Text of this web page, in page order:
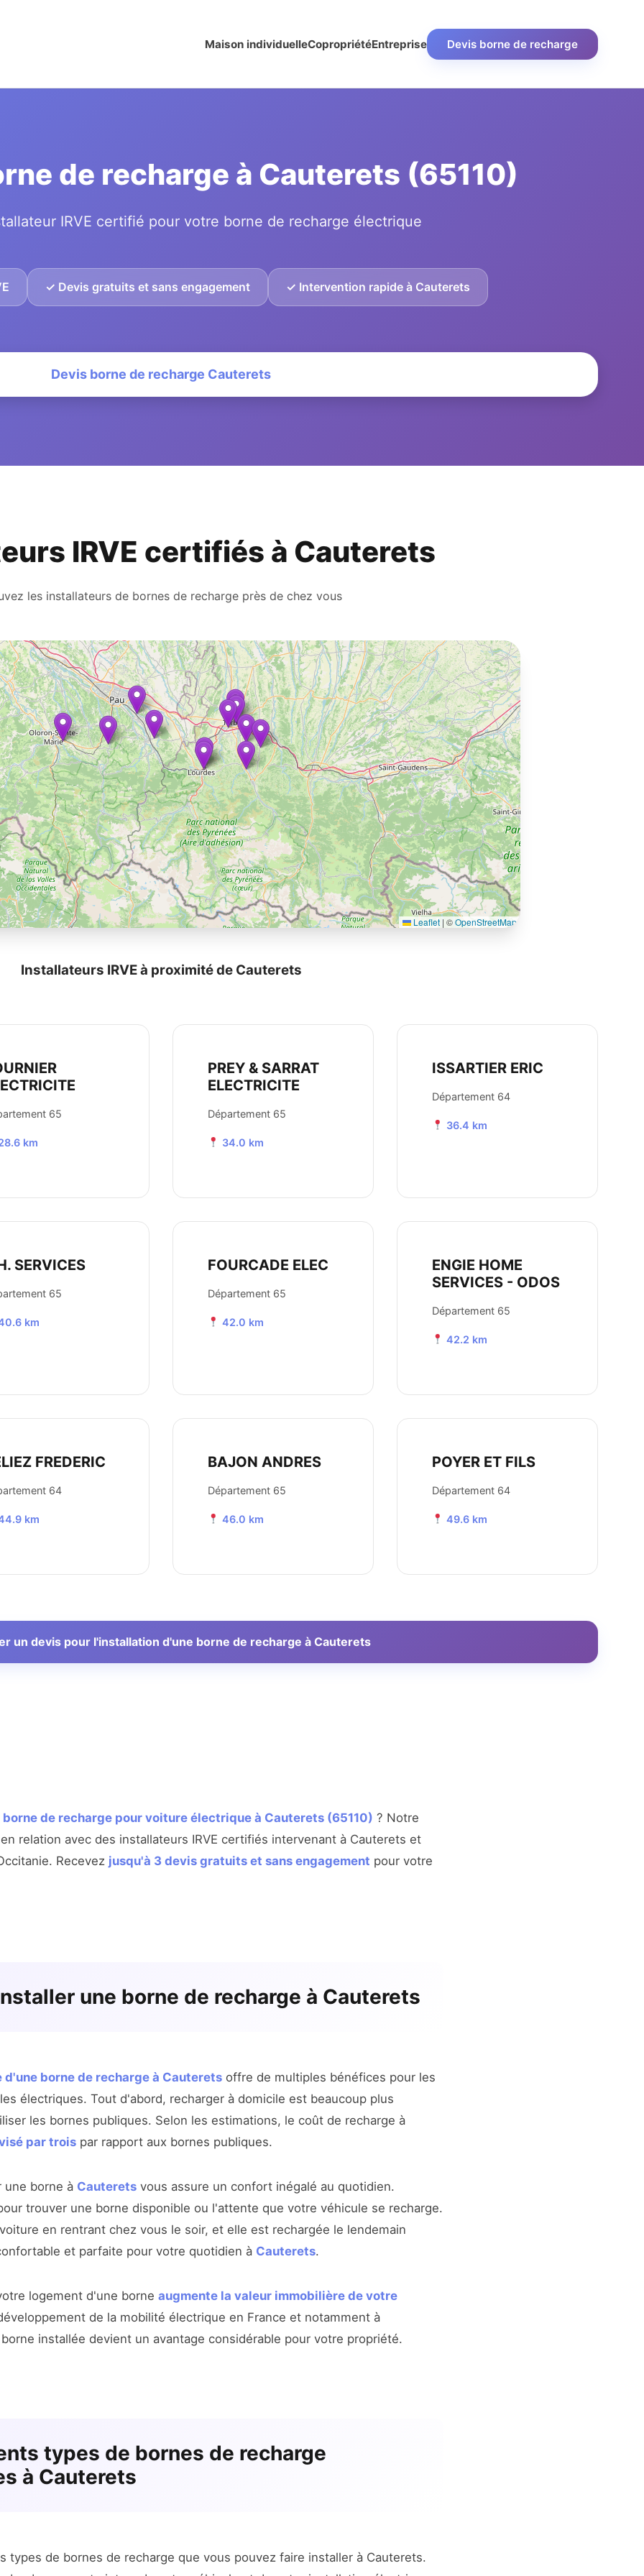
Maison individuelleCopropriétéEntreprise Devis borne de recharge
de recharge à Cauterets (65110)
IRVE certifié pour votre borne de recharge électrique
✓ Devis gratuits et sans engagement ✓ Intervention rapide à Cauterets
Devis borne de recharge Cauterets
IRVE certifiés à Cauterets
les installateurs de bornes de recharge près de chez vous
Leaflet | ©OpenStreetMap
Installateurs IRVE à proximité de Cauterets
65
km
PREY & SARRAT
ELECTRICITE
Département 65
34.0 km
ISSARTIER ERIC
Département 64
36.4 km
SERVICES
65
km
FOURCADE ELEC
Département 65
42.0 km
ENGIE HOME
SERVICES - ODOS
Département 65
42.2 km
FREDERIC
64
km
BAJON ANDRES
Département 65
46.0 km
POYER ET FILS
Département 64
49.6 km
un devis pour l'installation d'une borne de recharge à Cauterets
borne de recharge pour voiture électrique à Cauterets (65110) ? Notre
relation avec des installateurs IRVE certifiés intervenant à Cauterets et
Recevez jusqu'à 3 devis gratuits et sans engagement pour votre
une borne de recharge à Cauterets
d'une borne de recharge à Cauterets offre de multiples bénéfices pour les
électriques. Tout d'abord, recharger à domicile est beaucoup plus
les bornes publiques. Selon les estimations, le coût de recharge à
par trois par rapport aux bornes publiques.
une borne à Cauterets vous assure un confort inégalé au quotidien.
trouver une borne disponible ou l'attente que votre véhicule se recharge.
en rentrant chez vous le soir, et elle est rechargée le lendemain
et parfaite pour votre quotidien à Cauterets.
logement d'une borne augmente la valeur immobilière de votre
de la mobilité électrique en France et notamment à
installée devient un avantage considérable pour votre propriété.
types de bornes de recharge
à Cauterets
types de bornes de recharge que vous pouvez faire installer à Cauterets.